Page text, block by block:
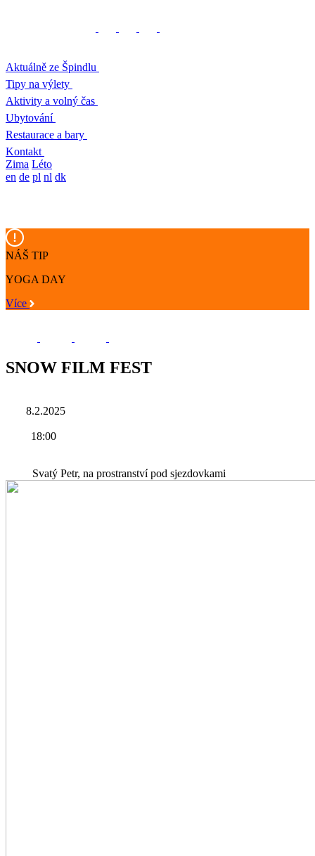
Aktuálně ze Špindlu
Tipy na výlety
Aktivity a volný čas
Ubytování
Restaurace a bary
Kontakt
Zima Léto
en de pl nl dk
NÁŠ TIP
YOGA DAY
Více
SNOW FILM FEST
8.2.2025
18:00
Svatý Petr, na prostranství pod sjezdovkami